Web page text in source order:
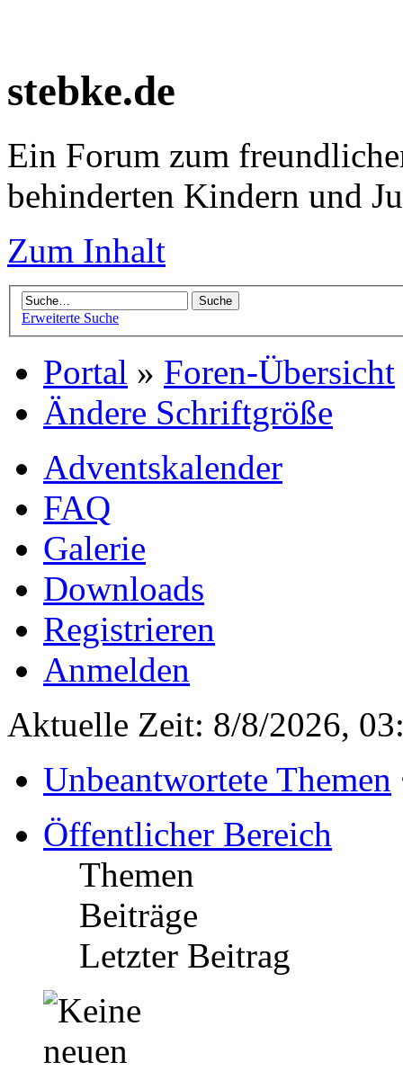
stebke.de
Ein Forum zum
behinderten Kindern und
Zum Inhalt
Erweiterte Suche
Portal » Foren-Übersicht
Ändere Schriftgröße
Adventskalender
FAQ
Galerie
Downloads
Registrieren
Anmelden
Aktuelle Zeit: 8/8/2026,
Unbeantwortete Themen
Öffentlicher Bereich
Themen
Beiträge
Letzter Beitrag